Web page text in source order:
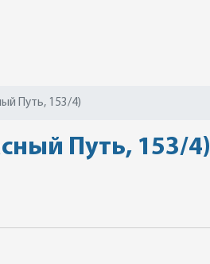
Путь, 153/4)
Путь, 153/4)